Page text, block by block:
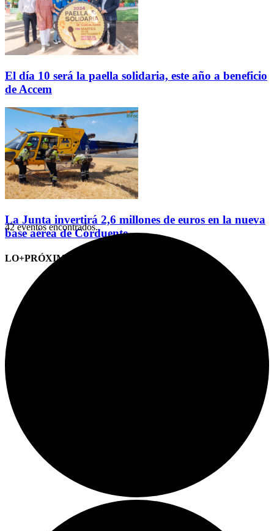
El día 10 será la paella solidaria, este año a beneficio
de Accem
La Junta invertirá 2,6 millones de euros en la nueva
base aérea de Corduente
LO+PRÓXIMO (CITAS)
42 eventos encontrados.